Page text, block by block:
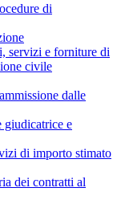
di
servizi e forniture di
civile
dalle
giudicatrice e
di importo stimato
dei contratti al